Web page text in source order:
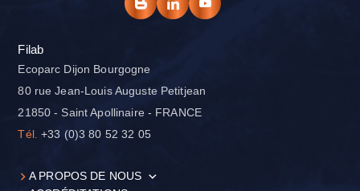
Filab
Ecoparc Dijon Bourgogne
80 rue Jean-Louis Auguste Petitjean
21850 - Saint Apollinaire - FRANCE
Tél. +33 (0)3 80 52 32 05
A PROPOS DE NOUS